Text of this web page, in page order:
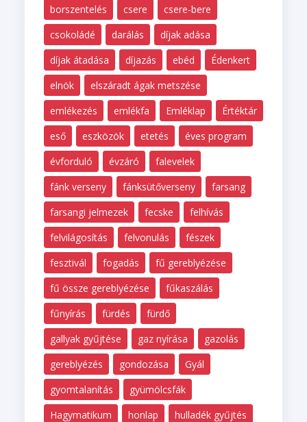
borszentelés csere
csere-bere
csokoládé
darálás
díjak adása
díjak átadása
díjazás ebéd
Édenkert
elnök
elszáradt ágak metszése
emlékezés
emlékfa Emléklap
Értéktár
eső
eszközök etetés
éves program
évforduló
évzáró
falevelek
fánk verseny
fánksütőverseny
farsang
farsangi jelmezek
fecske
felhívás
felvilágosítás
felvonulás
fészek
fesztivál
fogadás
fű gereblyézése
fű össze gereblyézése
fűkaszálás
fűnyírás
fürdés
fürdő
gallyak gyűjtése
gaz nyírása
gazolás
gereblyézés
gondozása
Gyál
gyomtalanítás
gyümölcsfák
Hagymatikum
honlap
hulladék gyűjtés